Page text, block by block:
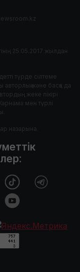
25.05.2017 жылдан
түрде сілтеме
авторлық және басқа да
жеке пікірі
мен түрлі
назарына.